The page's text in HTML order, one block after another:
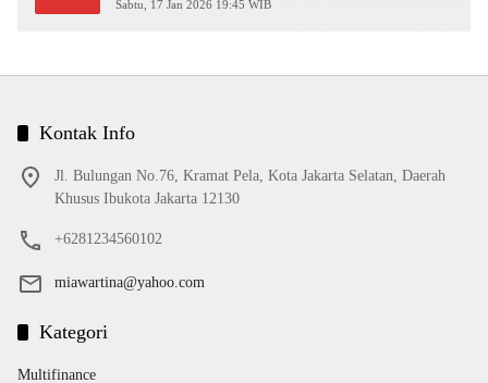
Sabtu, 17 Jan 2026 19:45 WIB
Kontak Info
Jl. Bulungan No.76, Kramat Pela, Kota Jakarta Selatan, Daerah
Khusus Ibukota Jakarta 12130
+6281234560102
miawartina@yahoo.com
Kategori
Multifinance